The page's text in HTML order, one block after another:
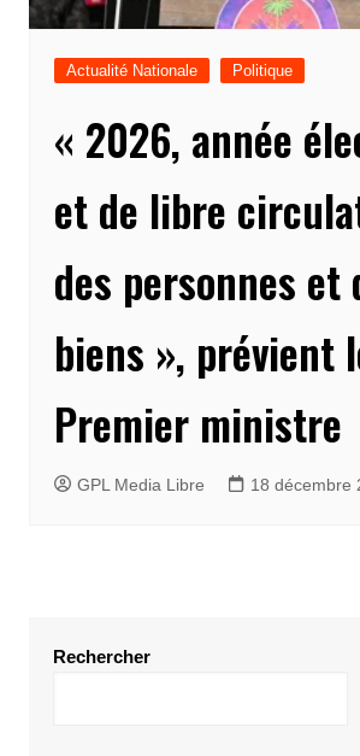
Actualité Nationale Politique
« 2026, année
et de libre
des personnes et
biens », prévient
Premier ministre
GPL Media Libre 18 décembre
Rechercher